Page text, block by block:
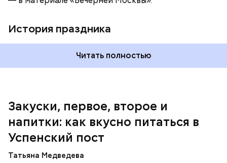
История праздника
Читать полностью
Закуски, первое, второе и
напитки: как вкусно питаться в
Успенский пост
Татьяна Медведева
600 г помидоров;
300 г моркови;
200 г шпината;
зелень петрушки и укропа.